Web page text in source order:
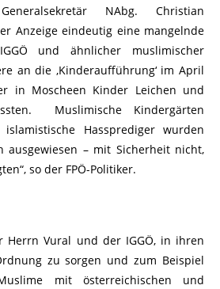
NAbg. Christian
Anzeige eindeutig eine mangelnde
und ähnlicher muslimischer
an die ‚Kinderaufführung‘ im April
in Moscheen Kinder Leichen und
Muslimische Kindergärten
Hassprediger wurden
ausgewiesen – mit Sicherheit nicht,
so der FPÖ-Politiker.
Herrn Vural und der IGGÖ, in ihren
zu sorgen und zum Beispiel
mit österreichischen und